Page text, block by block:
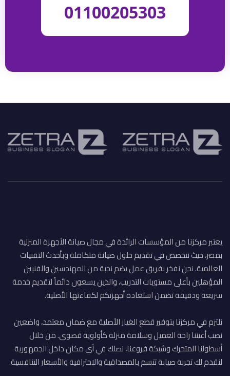
01100205303
يعتبر مركزنا من المؤسسات الرائدة في مجال صيانة الأجهزة المنزلية
بمصر، حيث نتخصص في تقديم حلول صيانة متكاملة وبأحدث التقنيات
العالمية. نحن نفخر بفريق عمل يضم نخبة من المهندسين والفنيين
المؤهلين بأعلى مستويات التدريب، والذين يسعون دائماً لتقديم خدمة
سريعة ودقيقة تضمن استعادة أجهزتكم لكفاءتها الأصلية.
نلتزم في مركزنا بتوفير قطع الغيار الأصلية مع ضمان معتمد، واضعين
نصب أعيننا راحة العميل وسلامة منزله كأولوية قصوى. من خلال
أسطولنا المتحرك وشبكة فروعنا، نصلك في أي مكان داخل الجمهورية
لنقدم لك تجربة صيانة تتسم بالمصداقية والاحترافية والأسعار التنافسية.